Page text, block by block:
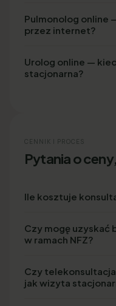
Pulmonolog online
przez internet?
Urolog online —
stacjonarna?
CENNIK I PROCES
Pytania o
Ile kosztuje
Czy mogę uzyskać
w ramach NFZ?
Czy
jak wizyta